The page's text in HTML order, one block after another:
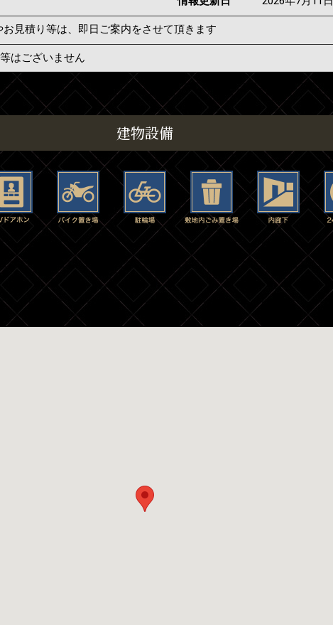
見積り等は、即日ご案内をさせて頂きます
はございません
建物設備